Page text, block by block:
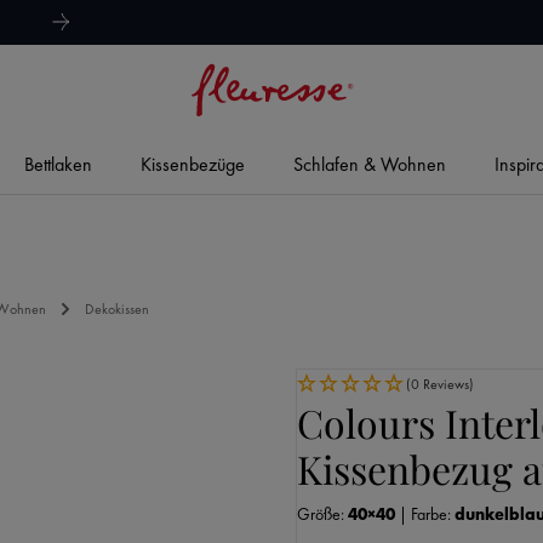
Bettlaken Kissenbezüge Schlafen & Wohnen
Dekokissen
(0 Reviews)
Colours
Kissenbezug
Größe: 40×40 | Farbe: